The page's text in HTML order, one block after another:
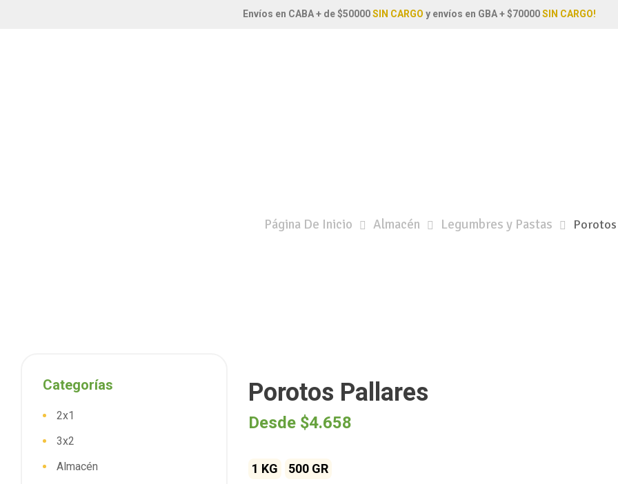
Envíos en CABA + de $50000SIN CARGO y envíos en GBA + $70000SIN CARGO!
Página De Inicio Almacén Legumbres y Pastas
Porotos Pallares
Desde $4.658
1 KG 500 GR
Categorías
2x1
3x2
Almacén